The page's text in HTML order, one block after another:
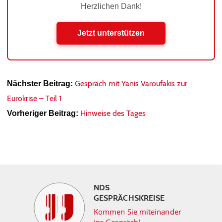
Herzlichen Dank!
Jetzt unterstützen
Nächster Beitrag: Gespräch mit Yanis Varoufakis zur
Eurokrise – Teil 1
Vorheriger Beitrag: Hinweise des Tages
NDS
GESPRÄCHSKREISE
Kommen Sie miteinander